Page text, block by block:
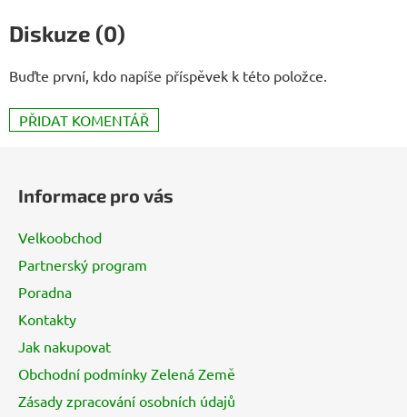
Diskuze (0)
Buďte první, kdo napíše příspěvek k této položce.
PŘIDAT KOMENTÁŘ
Informace pro vás
Velkoobchod
Partnerský program
Poradna
Kontakty
Jak nakupovat
Obchodní podmínky Zelená Země
Zásady zpracování osobních údajů